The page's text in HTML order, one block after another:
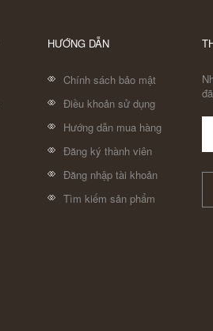
HƯỚNG DẪN
Chính sách bảo mật
Điều khoản sử dụng
Hướng dẫn mua hàng
Đăng ký thành viên
Đăng nhập tài khoản
Tìm kiếm sản phẩm